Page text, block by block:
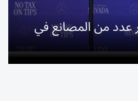
عدد من المصانع في